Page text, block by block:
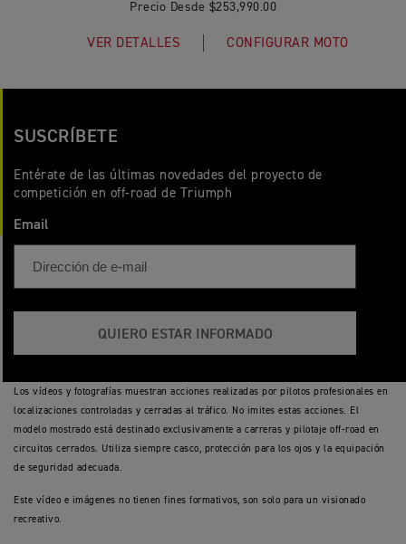
Precio Desde $253,990.00
VER DETALLES CONFIGURAR MOTO
SUSCRÍBETE
Entérate de las últimas novedades del proyecto de
competición en off-road de Triumph
Email
QUIERO ESTAR INFORMADO
Los vídeos y fotografías muestran acciones realizadas por pilotos profesionales en
localizaciones controladas y cerradas al tráfico. No imites estas acciones. El
modelo mostrado está destinado exclusivamente a carreras y pilotaje off-road en
circuitos cerrados. Utiliza siempre casco, protección para los ojos y la equipación
de seguridad adecuada.
Este vídeo e imágenes no tienen fines formativos, son solo para un visionado
recreativo.